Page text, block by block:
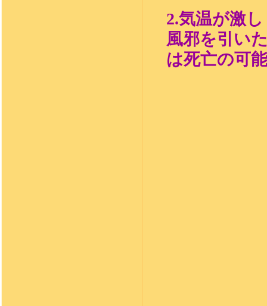
2.気温が激
風邪を引 い
は死亡の可